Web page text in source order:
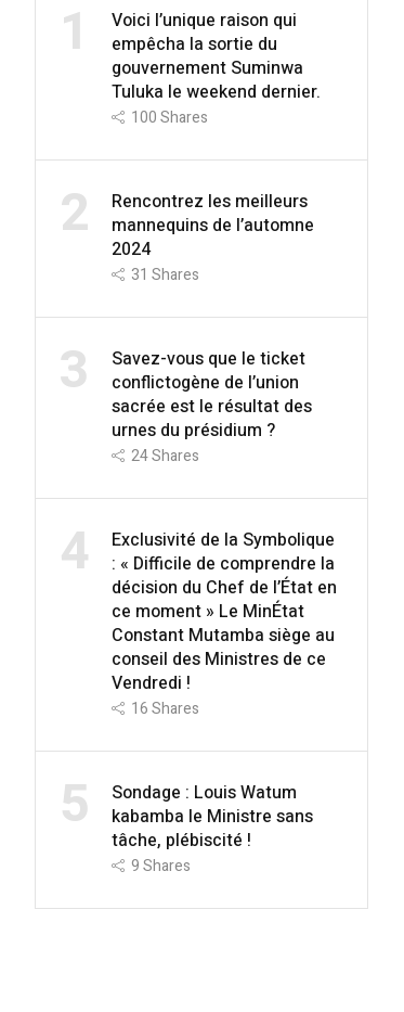
1
Voici l’unique raison qui
empêcha la sortie du
gouvernement Suminwa
Tuluka le weekend dernier.
100Shares
2
Rencontrez les meilleurs
mannequins de l’automne
2024
31 Shares
3
Savez-vous que le ticket
conflictogène de l’union
sacrée est le résultat des
urnes du présidium ?
24Shares
4
Exclusivité de la Symbolique
: « Difficile de comprendre la
décision du Chef de l’État en
ce moment » Le MinÉtat
Constant Mutamba siège au
conseil des Ministres de ce
Vendredi !
16Shares
5
Sondage : Louis Watum
kabamba le Ministre sans
tâche, plébiscité !
9Shares